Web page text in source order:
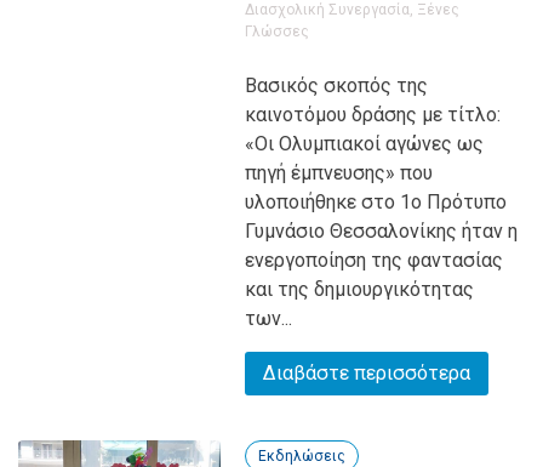
Διασχολική Συνεργασία, Ξένες
Γλώσσες
Βασικός σκοπός της
καινοτόμου δράσης με τίτλο:
«Οι Ολυμπιακοί αγώνες ως
πηγή έμπνευσης» που
υλοποιήθηκε στο 1ο Πρότυπο
Γυμνάσιο Θεσσαλονίκης ήταν η
ενεργοποίηση της φαντασίας
και της δημιουργικότητας
των...
Διαβάστε περισσότερα
Εκδηλώσεις